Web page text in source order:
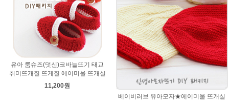
유아 룸슈즈(덧신)코바늘뜨기 태교
취미뜨개질 뜨게질 에이미울 뜨개실
11,200원
베이비러브 유아모자★에이미울 뜨개실